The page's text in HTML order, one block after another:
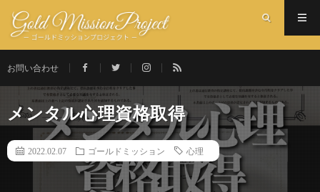
お問い合わせ
メンタル心理資格取得
2022.02.07 ゴールドミッション 心理